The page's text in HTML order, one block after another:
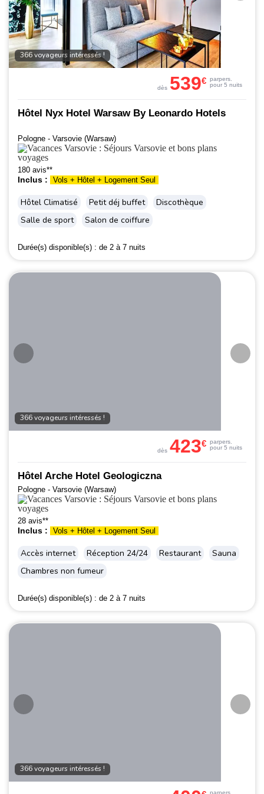
366 voyageurs intéressés !
Hôtel Nyx Hotel Warsaw By Leonardo Hotels
Pologne - Varsovie (Warsaw)
180 avis**
Inclus : Vols + Hôtel + Logement Seul
Hôtel Climatisé Petit déj buffet
Discothèque
Salle de sport
Salon de coiffure
Durée(s) disponible(s) : de 2 à 7 nuits
dès 539€ parpers.
pour 5 nuits
366 voyageurs intéressés !
Hôtel Arche Hotel Geologiczna
Pologne - Varsovie (Warsaw)
28 avis**
Inclus : Vols + Hôtel + Logement Seul
Accès internet Réception 24/24 Restaurant
Sauna
Chambres non fumeur
Durée(s) disponible(s) : de 2 à 7 nuits
dès 423€ parpers.
pour 5 nuits
366 voyageurs intéressés !
parpers.